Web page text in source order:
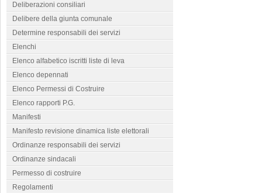
Deliberazioni consiliari
Delibere della giunta comunale
Determine responsabili dei servizi
Elenchi
Elenco alfabetico iscritti liste di leva
Elenco depennati
Elenco Permessi di Costruire
Elenco rapporti P.G.
Manifesti
Manifesto revisione dinamica liste elettorali
Ordinanze responsabili dei servizi
Ordinanze sindacali
Permesso di costruire
Regolamenti